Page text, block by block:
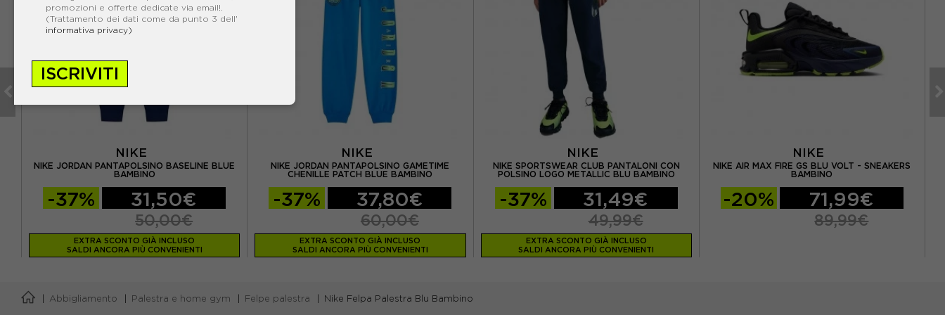
NIKE
NIKE JORDAN PANTAPOLSINO BASELINE BLUE
BAMBINO
-37% 31,50€
50,00€
EXTRA SCONTO GIÀ INCLUSO
SALDI ANCORA PIÙ CONVENIENTI
NIKE
NIKE JORDAN PANTAPOLSINO GAMETIME
CHENILLE PATCH BLUE BAMBINO
-37% 37,80€
60,00€
EXTRA SCONTO GIÀ INCLUSO
SALDI ANCORA PIÙ CONVENIENTI
NIKE
NIKE SPORTSWEAR CLUB PANTALONI CON
POLSINO LOGO METALLIC BLU BAMBINO
-37% 31,49€
49,99€
EXTRA SCONTO GIÀ INCLUSO
SALDI ANCORA PIÙ CONVENIENTI
NIKE
NIKE AIR MAX FIRE GS BLU VOLT - SNEAKERS
BAMBINO
-20% 71,99€
89,99€
Abbigliamento Palestra e home gym Felpe palestra Nike Felpa Palestra Blu Bambino
promozioni e offerte dedicate via email!.
(Trattamento dei dati come da punto 3 dell'
informativa privacy)
ISCRIVITI